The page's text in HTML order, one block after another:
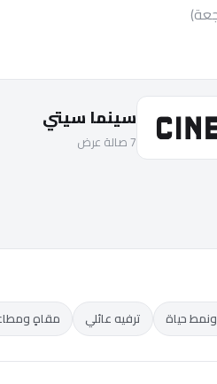
سينما سيتي
7 صالة عرض
ونمط حياة ترفيه عائلي مقاهٍ